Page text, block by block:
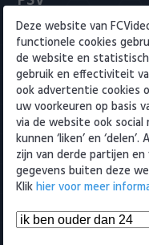
PSV
Roda JC
SC Heerenveen
Sparta
Vitesse
VVV Venlo
Rampstart voor
voor
3 augustus 2026 01:03
Meest bekeken
Deze website van
functionele cookies
de website en
gebruik en effectiviteit
ook advertentie cookies
uw voorkeuren op basis
via de website ook
kunnen ‘liken’ en
zijn van derde partijen
gegevens buiten deze
Klikhier voor meer